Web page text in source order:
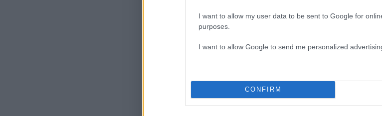
I want to allow my user data to be sent to Google for
purposes.
I want to allow Google to send me personalized
CONFIRM
Υποβολή σχολίου